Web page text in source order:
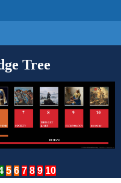
Tree
5 6 7 8 9 10